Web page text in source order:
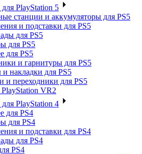
PlayStation 5
станции и аккумуляторы для PS5
и подставки для PS5
для PS5
для PS5
для PS5
и гарнитуры для PS5
накладки для PS5
и переходники для PS5
VR2
PlayStation 4
для PS4
для PS4
и подставки для PS4
для PS4
PS4